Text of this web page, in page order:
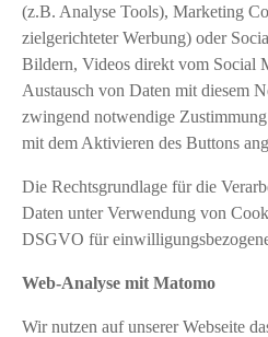
(z.B. Analyse Tools), Marketing
zielgerichteter Werbung) oder
Bildern, Videos direkt vom Social
Austausch von Daten mit diesem
zwingend notwendige
mit dem Aktivieren des Buttons
Die Rechtsgrundlage für die
Daten unter Verwendung von
DSGVO für
Web-Analyse mit Matomo
Wir nutzen auf unserer Webseite